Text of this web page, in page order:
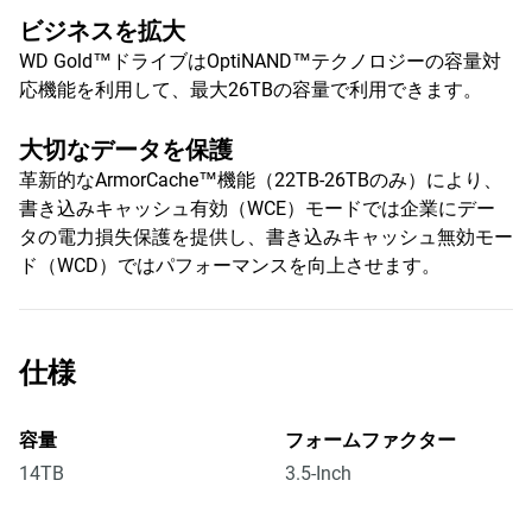
ビジネスを拡大
WD Gold™ドライブはOptiNAND™テクノロジーの容量対
応機能を利用して、最大26TBの容量で利用できます。
大切なデータを保護
革新的なArmorCache™機能（22TB-26TBのみ）により、
書き込みキャッシュ有効（WCE）モードでは企業にデー
タの電力損失保護を提供し、書き込みキャッシュ無効モー
ド（WCD）ではパフォーマンスを向上させます。
仕様
容量
14TB
フォームファクター
3.5-Inch